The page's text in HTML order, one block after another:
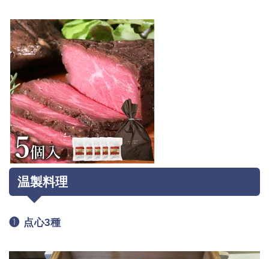
温製料理
❶ 点心3種